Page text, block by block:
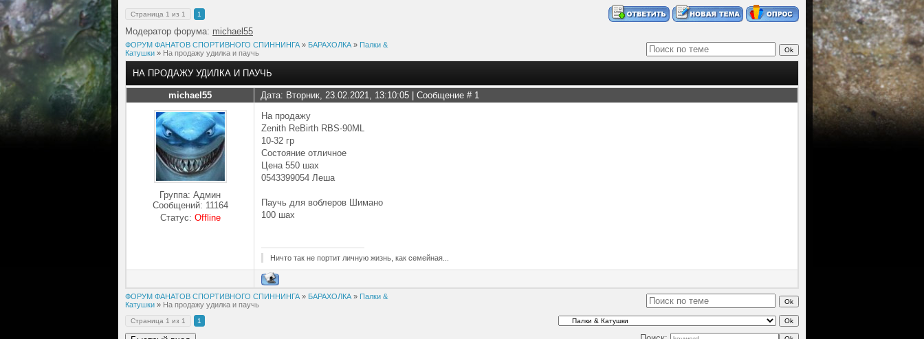
Страница 1 из 1 1
Модератор форума: michael55
ФОРУМ ФАНАТОВ СПОРТИВНОГО СПИННИНГА » БАРАХОЛКА » Палки &
Катушки » На продажу удилка и паучь
НА ПРОДАЖУ УДИЛКА И ПАУЧЬ
michael55 Дата: Вторник, 23.02.2021, 13:10:05 | Сообщение # 1
Группа: Админ
Сообщений: 11164
Статус: Offline
На продажу
Zenith ReBirth RBS-90ML
10-32 гр
Состояние отличное
Цена 550 шах
0543399054 Леша
Паучь для воблеров Шимано
100 шах
Ничто так не портит личную жизнь, как семейная...
ФОРУМ ФАНАТОВ СПОРТИВНОГО СПИННИНГА » БАРАХОЛКА » Палки &
Катушки » На продажу удилка и паучь
Страница 1 из 1 1